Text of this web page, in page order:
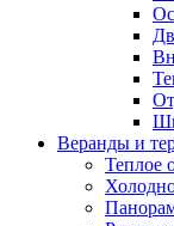
Веранды и
Теплое